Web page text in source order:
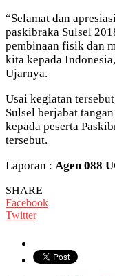
“Selamat dan
paskibraka Sulsel
pembinaan fisik dan
kita kepada
Ujarnya.
Usai kegiatan
Sulsel berjabat
kepada peserta
tersebut.
Laporan : Agen 088
SHARE
Facebook
Twitter